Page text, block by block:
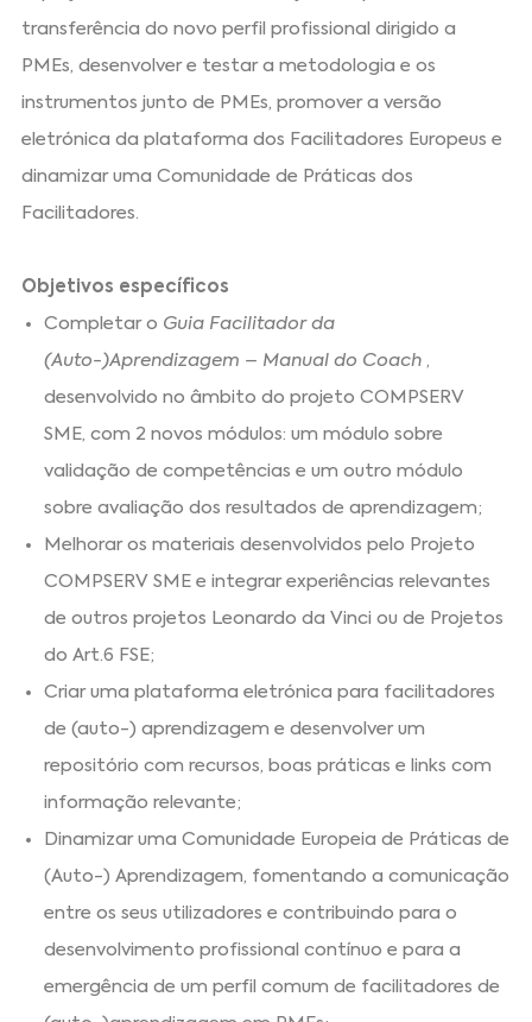
transferência do novo perfil profissional dirigido a
PMEs, desenvolver e testar a metodologia e os
instrumentos junto de PMEs, promover a versão
eletrónica da plataforma dos Facilitadores Europeus e
dinamizar uma Comunidade de Práticas dos
Facilitadores.
Objetivos específicos
Completar o Guia Facilitador da
(Auto-)Aprendizagem – Manual do Coach,
desenvolvido no âmbito do projeto COMPSERV
SME, com 2 novos módulos: um módulo sobre
validação de competências e um outro módulo
sobre avaliação dos resultados de aprendizagem;
Melhorar os materiais desenvolvidos pelo Projeto
COMPSERV SME e integrar experiências relevantes
de outros projetos Leonardo da Vinci ou de Projetos
do Art.6 FSE;
Criar uma plataforma eletrónica para facilitadores
de (auto-) aprendizagem e desenvolver um
repositório com recursos, boas práticas e links com
informação relevante;
Dinamizar uma Comunidade Europeia de Práticas de
(Auto-) Aprendizagem, fomentando a comunicação
entre os seus utilizadores e contribuindo para o
desenvolvimento profissional contínuo e para a
emergência de um perfil comum de facilitadores de